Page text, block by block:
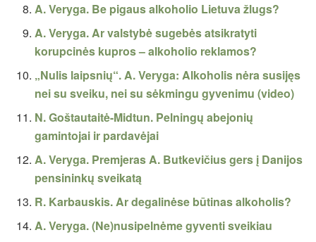
A. Veryga. Be pigaus alkoholio Lietuva žlugs?
A. Veryga. Ar valstybė sugebės atsikratyti
korupcinės kupros – alkoholio reklamos?
„Nulis laipsnių“. A. Veryga: Alkoholis nėra susijęs
nei su sveiku, nei su sėkmingu gyvenimu (video)
N. Goštautaitė-Midtun. Pelningų abejonių
gamintojai ir pardavėjai
A. Veryga. Premjeras A. Butkevičius gers į Danijos
pensininkų sveikatą
R. Karbauskis. Ar degalinėse būtinas alkoholis?
A. Veryga. (Ne)nusipelnėme gyventi sveikiau